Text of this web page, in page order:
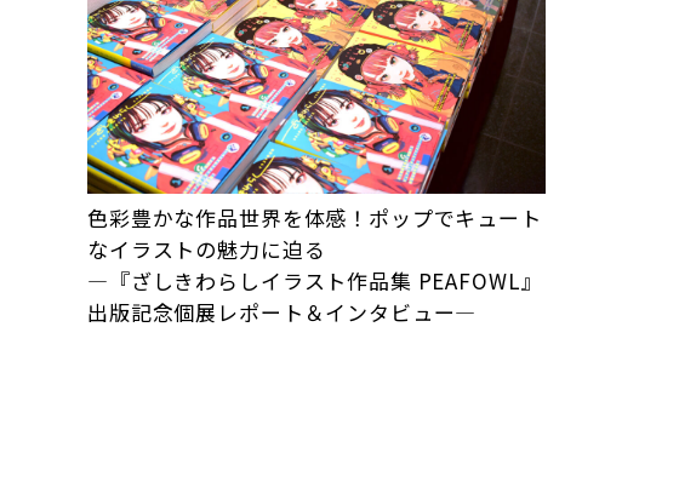
色彩豊かな作品世界を体感！ポップでキュート
なイラストの魅力に迫る
―『ざしきわらしイラスト作品集 PEAFOWL』
出版記念個展レポート＆インタビュー―